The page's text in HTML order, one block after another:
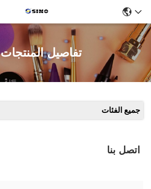
تفاصيل المنتجات
جميع الفئات
اتصل بنا